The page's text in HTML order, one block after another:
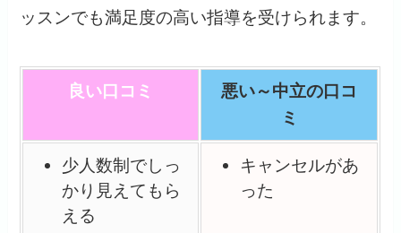
ッスンでも満足度の高い指導を受けられます。
良い口コミ
悪い～中立の口コ
ミ
少人数制でしっ
かり見えてもら
える
キャンセルがあ
った